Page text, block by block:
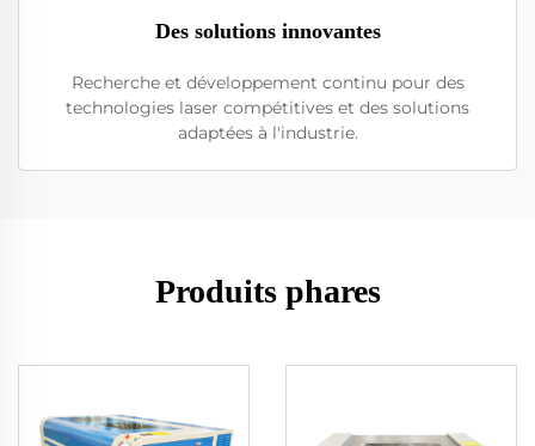
Des solutions innovantes
Recherche et développement continu pour des
technologies laser compétitives et des solutions
adaptées à l'industrie.
Produits phares